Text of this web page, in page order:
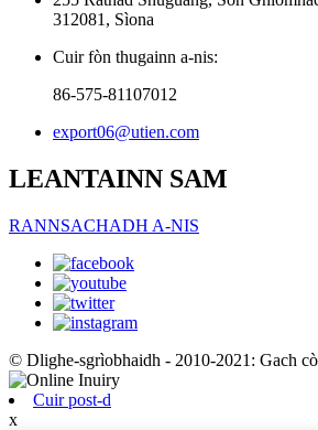
312081, Sìona
Cuir fòn thugainn a-nis:
86-575-81107012
export06@utien.com
LEANTAINN SAM
RANNSACHADH A-NIS
© Dlighe-sgrìobhaidh - 2010-2021: Gach
Cuir post-d
x